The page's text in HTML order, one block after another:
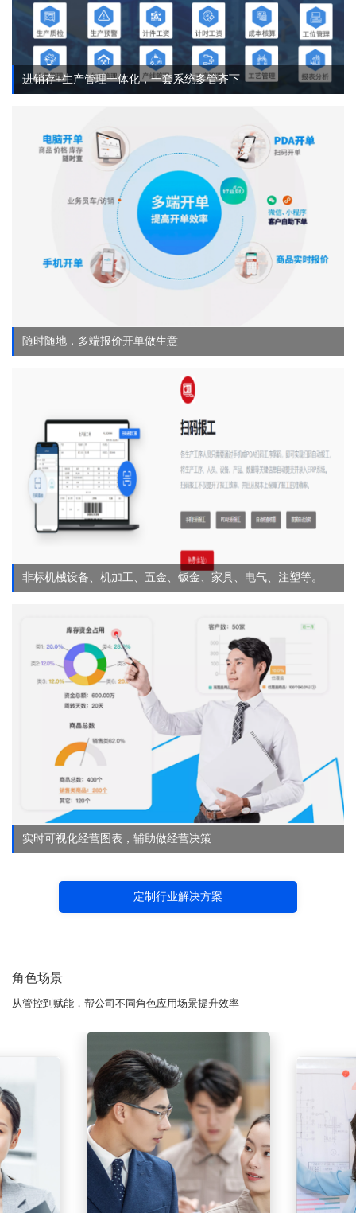
进销存+生产管理一体化，一套系统多管齐下
随时随地，多端报价开单做生意
非标机械设备、机加工、五金、钣金、家具、电气、注塑等。
实时可视化经营图表，辅助做经营决策
定制行业解决方案
角色场景
从管控到赋能，帮公司不同角色应用场景提升效率